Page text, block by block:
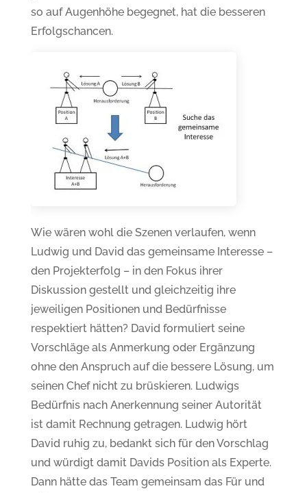
so auf Augenhöhe begegnet, hat die besseren
Erfolgschancen.
Wie wären wohl die Szenen verlaufen, wenn
Ludwig und David das gemeinsame Interesse –
den Projekterfolg – in den Fokus ihrer
Diskussion gestellt und gleichzeitig ihre
jeweiligen Positionen und Bedürfnisse
respektiert hätten? David formuliert seine
Vorschläge als Anmerkung oder Ergänzung
ohne den Anspruch auf die bessere Lösung, um
seinen Chef nicht zu brüskieren. Ludwigs
Bedürfnis nach Anerkennung seiner Autorität
ist damit Rechnung getragen. Ludwig hört
David ruhig zu, bedankt sich für den Vorschlag
und würdigt damit Davids Position als Experte.
Dann hätte das Team gemeinsam das Für und